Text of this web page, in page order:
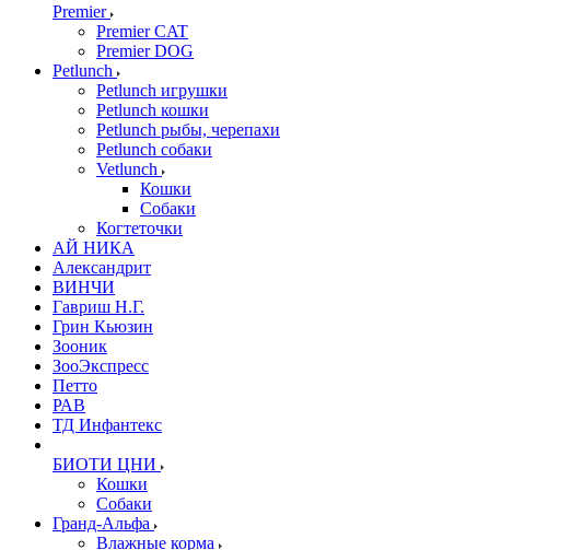
Premier
Premier CAT
Premier DOG
Petlunch
Petlunch игрушки
Petlunch кошки
Petlunch рыбы, черепахи
Petlunch собаки
Vetlunch
Кошки
Собаки
Когтеточки
АЙ НИКА
Александрит
ВИНЧИ
Гавриш Н.Г.
Грин Кьюзин
Зооник
ЗооЭкспресс
Петто
РАВ
ТД Инфантекс
БИОТИ ЦНИ
Кошки
Собаки
Гранд-Альфа
Влажные корма